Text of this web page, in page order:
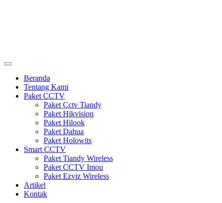
Beranda
Tentang Kami
Paket CCTV
Paket Cctv Tiandy
Paket Hikvision
Paket Hilook
Paket Dahua
Paket Holowits
Smart CCTV
Paket Tiandy Wireless
Paket CCTV Imou
Paket Ezviz Wireless
Artikel
Kontak